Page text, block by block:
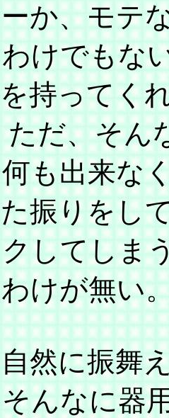
か、モテ
けでもな
持ってく
ただ、そん
も出来な
振りをし
してしま
けが無い
然に振舞
んなに器